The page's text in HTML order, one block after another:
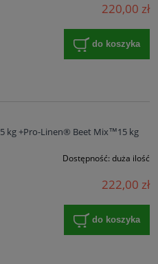
220,00 zł
do koszyka
kg +Pro-Linen® Beet Mix™15 kg
Dostępność: duża ilość
222,00 zł
do koszyka